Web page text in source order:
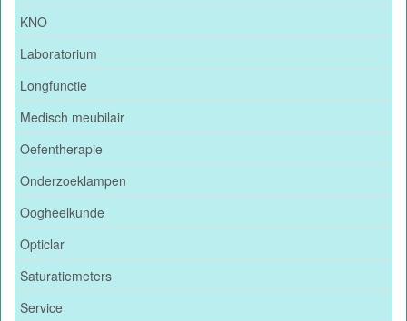
KNO
Laboratorium
Longfunctie
Medisch meubilair
Oefentherapie
Onderzoeklampen
Oogheelkunde
Opticlar
Saturatiemeters
Service